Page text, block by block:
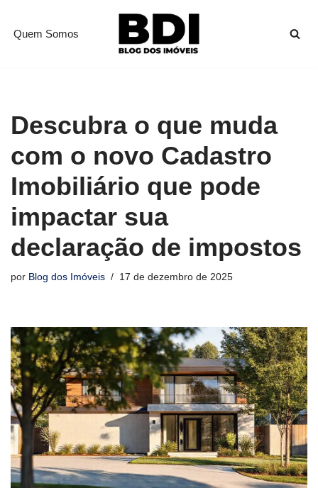
Pular
Quem Somos
Descubra o que muda
com o novo Cadastro
Imobiliário que pode
impactar sua
declaração de impostos
por Blog dos Imóveis 17 de dezembro de 2025